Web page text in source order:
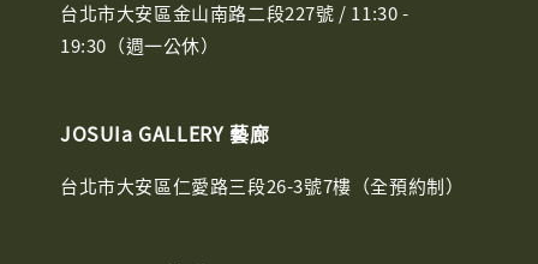
台北市大安區金山南路二段227號 / 11:30 -
19:30（週一公休）
JOSUIa GALLERY 藝廊
台北市大安區仁愛路三段26-3號7樓（全預約制）